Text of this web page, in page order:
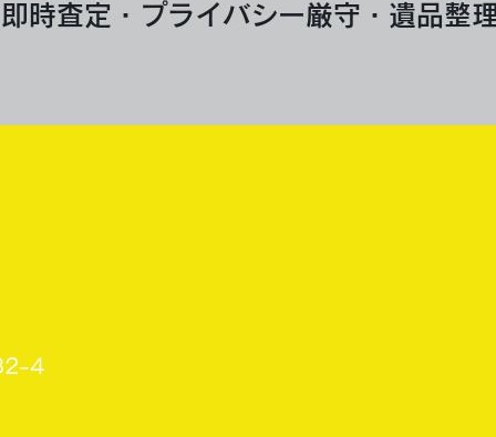
即時査定・プライバシー厳守・遺品整
4